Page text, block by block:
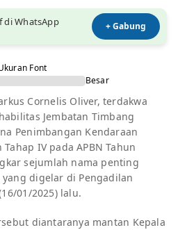
di WhatsApp + Gabung
Font
Besar
Cornelis Oliver, terdakwa
Jembatan Timbang
Penimbangan Kendaraan
Tahap IV pada APBN Tahun
sejumlah nama penting
digelar di Pengadilan
01/2025) lalu.
diantaranya mantan Kepala